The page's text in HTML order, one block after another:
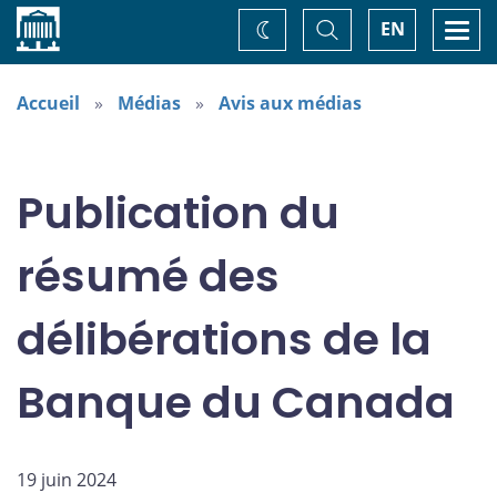
Accueil EN
Basculer
la
recherche
Changez
de
Accueil Médias Avis aux médias
Publication du
résumé des
délibérations de la
Banque du Canada
19 juin 2024